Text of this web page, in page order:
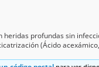
profundas sin
(Ácido